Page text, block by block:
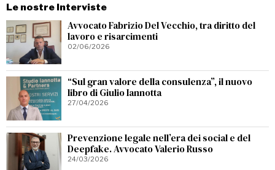
Le nostre Interviste
Avvocato Fabrizio Del Vecchio, tra diritto del
lavoro e risarcimenti
02/06/2026
“Sul gran valore della consulenza”, il nuovo
libro di Giulio Iannotta
27/04/2026
Prevenzione legale nell’era dei social e del
Deepfake. Avvocato Valerio Russo
24/03/2026